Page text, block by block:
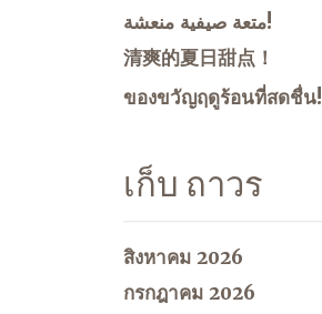
متعة صيفية منعشة!
清爽的夏日甜点！
ของขวัญฤดูร้อนที่สดชื่น!
เก็บ ถาวร
สิงหาคม 2026
กรกฎาคม 2026